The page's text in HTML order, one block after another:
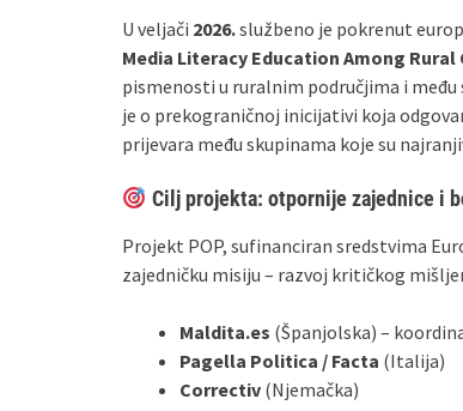
U veljači 2026.službeno je pokrenut
Media Literacy Education Among
pismenosti u ruralnim područjima i
je o prekograničnoj inicijativi koja
prijevara među skupinama koje su
Cilj projekta: otpornije zajednice i
Projekt POP, sufinanciran sredstvima
zajedničku misiju – razvoj kritičkog
Maldita.es (Španjolska) –
Pagella Politica / Facta (Italija)
Correctiv (Njemačka)